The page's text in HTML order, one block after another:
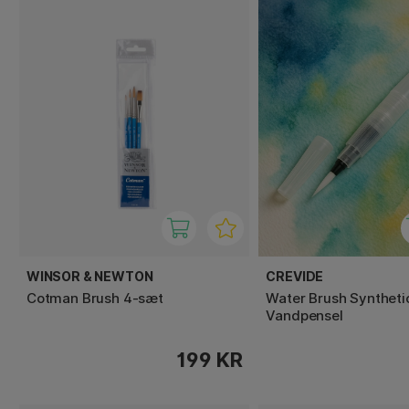
WINSOR & NEWTON
Cotman Brush 4-sæt
199 KR
CREVIDE
Water Brush
Vandpensel